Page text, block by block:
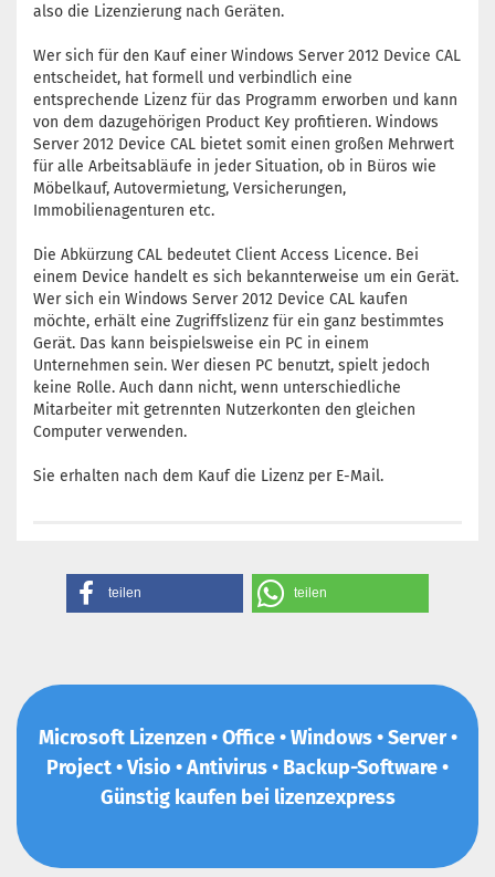
also die Lizenzierung nach Geräten.
Wer sich für den Kauf einer Windows Server 2012 Device CAL
entscheidet, hat formell und verbindlich eine
entsprechende Lizenz für das Programm erworben und kann
von dem dazugehörigen Product Key profitieren. Windows
Server 2012 Device CAL bietet somit einen großen Mehrwert
für alle Arbeitsabläufe in jeder Situation, ob in Büros wie
Möbelkauf, Autovermietung, Versicherungen,
Immobilienagenturen etc.
Die Abkürzung CAL bedeutet Client Access Licence. Bei
einem Device handelt es sich bekannterweise um ein Gerät.
Wer sich ein Windows Server 2012 Device CAL kaufen
möchte, erhält eine Zugriffslizenz für ein ganz bestimmtes
Gerät. Das kann beispielsweise ein PC in einem
Unternehmen sein. Wer diesen PC benutzt, spielt jedoch
keine Rolle. Auch dann nicht, wenn unterschiedliche
Mitarbeiter mit getrennten Nutzerkonten den gleichen
Computer verwenden.
Sie erhalten nach dem Kauf die Lizenz per E-Mail.
teilen teilen
Microsoft Lizenzen • Office • Windows • Server •
Project • Visio • Antivirus • Backup-Software •
Günstig kaufen bei lizenzexpress